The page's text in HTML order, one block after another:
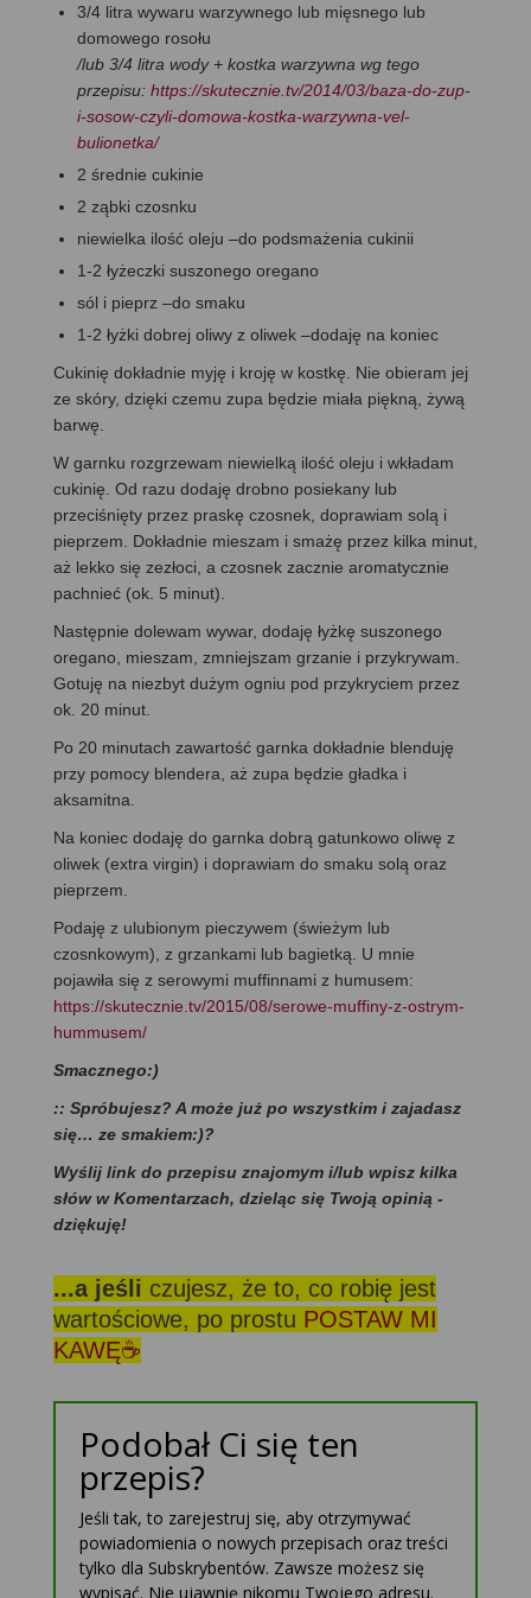
3/4 litra wywaru warzywnego lub mięsnego lub
domowego rosołu
/lub 3/4 litra wody + kostka warzywna wg tego
przepisu: https://skutecznie.tv/2014/03/baza-do-zup-
i-sosow-czyli-domowa-kostka-warzywna-vel-
bulionetka/
2 średnie cukinie
2 ząbki czosnku
niewielka ilość oleju –do podsmażenia cukinii
1-2 łyżeczki suszonego oregano
sól i pieprz –do smaku
1-2 łyżki dobrej oliwy z oliwek –dodaję na koniec
Cukinię dokładnie myję i kroję w kostkę. Nie obieram jej
ze skóry, dzięki czemu zupa będzie miała piękną, żywą
barwę.
W garnku rozgrzewam niewielką ilość oleju i wkładam
cukinię. Od razu dodaję drobno posiekany lub
przeciśnięty przez praskę czosnek, doprawiam solą i
pieprzem. Dokładnie mieszam i smażę przez kilka minut,
aż lekko się zezłoci, a czosnek zacznie aromatycznie
pachnieć (ok. 5 minut).
Następnie dolewam wywar, dodaję łyżkę suszonego
oregano, mieszam, zmniejszam grzanie i przykrywam.
Gotuję na niezbyt dużym ogniu pod przykryciem przez
ok. 20 minut.
Po 20 minutach zawartość garnka dokładnie blenduję
przy pomocy blendera, aż zupa będzie gładka i
aksamitna.
Na koniec dodaję do garnka dobrą gatunkowo oliwę z
oliwek (extra virgin) i doprawiam do smaku solą oraz
pieprzem.
Podaję z ulubionym pieczywem (świeżym lub
czosnkowym), z grzankami lub bagietką. U mnie
pojawiła się z serowymi muffinnami z humusem:
https://skutecznie.tv/2015/08/serowe-muffiny-z-ostrym-
hummusem/
Smacznego:)
:: Spróbujesz? A może już po wszystkim i zajadasz
się… ze smakiem:)?
Wyślij link do przepisu znajomym i/lub wpisz kilka
słów w Komentarzach, dzieląc się Twoją opinią -
dziękuję!
...a jeśli czujesz, że to, co robię jest
wartościowe, po prostu POSTAW MI
KAWĘ☕
Podobał Ci się ten
przepis?
Jeśli tak, to zarejestruj się, aby otrzymywać
powiadomienia o nowych przepisach oraz treści
tylko dla Subskrybentów. Zawsze możesz się
wypisać. Nie ujawnię nikomu Twojego adresu.